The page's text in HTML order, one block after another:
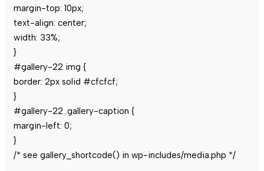
margin-top: 10px;
text-align: center;
width: 33%;
}
#gallery-22 img {
border: 2px solid #cfcfcf;
}
#gallery-22 .gallery-caption {
margin-left: 0;
}
/* see gallery_shortcode() in wp-includes/media.php */